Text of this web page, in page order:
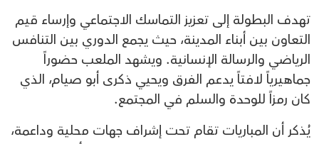
تهدف البطولة إلى تعزيز التماسك الاجتماعي وإرساء قيم
التعاون بين أبناء المدينة، حيث يجمع الدوري بين التنافس
الرياضي والرسالة الإنسانية. ويشهد الملعب حضوراً
جماهيرياً لافتاً يدعم الفرق ويحيي ذكرى أبو صيام، الذي
كان رمزاً للوحدة والسلم في المجتمع.
يُذكر أن المباريات تقام تحت إشراف جهات محلية وداعمة،